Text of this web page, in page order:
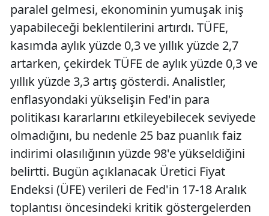
paralel gelmesi, ekonominin yumuşak iniş
yapabileceği beklentilerini artırdı. TÜFE,
kasımda aylık yüzde 0,3 ve yıllık yüzde 2,7
artarken, çekirdek TÜFE de aylık yüzde 0,3 ve
yıllık yüzde 3,3 artış gösterdi. Analistler,
enflasyondaki yükselişin Fed'in para
politikası kararlarını etkileyebilecek seviyede
olmadığını, bu nedenle 25 baz puanlık faiz
indirimi olasılığının yüzde 98'e yükseldiğini
belirtti. Bugün açıklanacak Üretici Fiyat
Endeksi (ÜFE) verileri de Fed'in 17-18 Aralık
toplantısı öncesindeki kritik göstergelerden